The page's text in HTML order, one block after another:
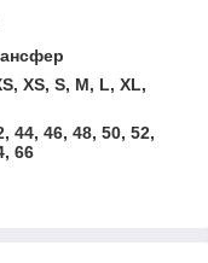
XS, S, M, L, XL,
44, 46, 48, 50, 52,
66